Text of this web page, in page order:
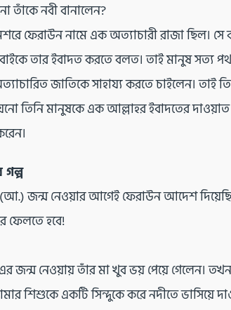
তাঁকে নবী বানালেন?
ফেরাউন নামে এক অত্যাচারী রাজা ছিল।
তার ইবাদত করতে বলত। তাই মানুষ সত্য
জাতিকে সাহায্য করতে চাইলেন। তাই
তিনি মানুষকে এক আল্লাহর ইবাদতের
জন্ম নেওয়ার আগেই ফেরাউন আদেশ
ফেলতে হবে!
জন্ম নেওয়ায় তাঁর মা খুব ভয় পেয়ে গেলেন।
শিশুকে একটি সিন্দুকে করে নদীতে ভাসিয়ে